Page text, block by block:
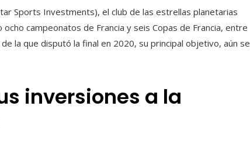
Sports Investments), el club de las estrellas planetarias
campeonatos de Francia y seis Copas de Francia, entre
la que disputó la final en 2020, su principal objetivo, aún se
inversiones a la